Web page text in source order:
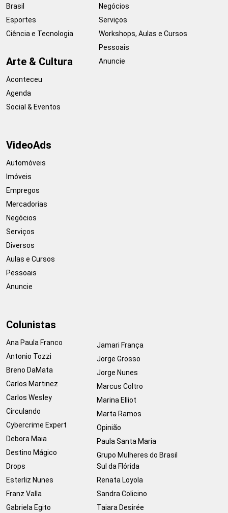
Brasil
Esportes
Ciência e Tecnologia
Arte & Cultura
Aconteceu
Agenda
Social & Eventos
Negócios
Serviços
Workshops, Aulas e Cursos
Pessoais
Anuncie
VideoAds
Automóveis
Imóveis
Empregos
Mercadorias
Negócios
Serviços
Diversos
Aulas e Cursos
Pessoais
Anuncie
Colunistas
Ana Paula Franco
Antonio Tozzi
Breno DaMata
Carlos Martinez
Carlos Wesley
Circulando
Cybercrime Expert
Debora Maia
Destino Mágico
Drops
Esterliz Nunes
Franz Valla
Gabriela Egito
Jamari França
Jorge Grosso
Jorge Nunes
Marcus Coltro
Marina Elliot
Marta Ramos
Opinião
Paula Santa Maria
Grupo Mulheres do Brasil
Sul da Flórida
Renata Loyola
Sandra Colicino
Taiara Desirée